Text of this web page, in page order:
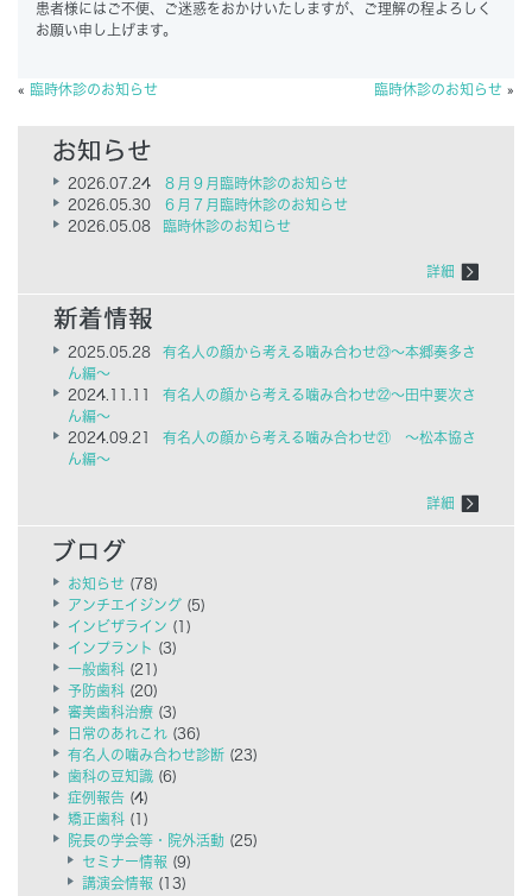
患者様にはご不便、ご迷惑をおかけいたしますが、ご理解の程よろしく
お願い申し上げます。
« 臨時休診のお知らせ 臨時休診のお知らせ »
2026.07.24
８月９月臨時休診のお知らせ
2026.05.30
６月７月臨時休診のお知らせ
2026.05.08
臨時休診のお知らせ
詳細
2025.05.28
有名人の顔から考える噛み合わせ㉓～本郷奏多さ
ん編～
2024.11.11
有名人の顔から考える噛み合わせ㉒～田中要次さ
ん編～
2024.09.21
有名人の顔から考える噛み合わせ㉑ ～松本協さ
ん編～
詳細
お知らせ (78)
アンチエイジング (5)
インビザライン (1)
インプラント (3)
一般歯科 (21)
予防歯科 (20)
審美歯科治療 (3)
日常のあれこれ (36)
有名人の噛み合わせ診断 (23)
歯科の豆知識 (6)
症例報告 (4)
矯正歯科 (1)
院長の学会等・院外活動 (25)
セミナー情報 (9)
講演会情報 (13)